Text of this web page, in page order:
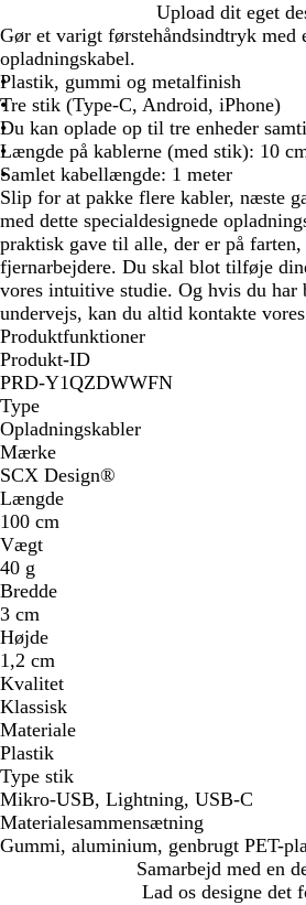
ø
d
/
s
o
r
t
l
å
/
s
o
r
t
o
r
t
/
h
v
i
d
Upload dit eget
Gør et varigt førstehåndsindtryk med
opladningskabel.
Plastik, gummi og metalfinish
Tre stik (Type-C, Android, iPhone)
Du kan oplade op til tre enheder
Længde på kablerne (med stik): 10
Samlet kabellængde: 1 meter
Slip for at pakke flere kabler, næste
med dette specialdesignede
praktisk gave til alle, der er på farten,
fjernarbejdere. Du skal blot tilføje
vores intuitive studie. Og hvis du
undervejs, kan du altid kontakte
Produktfunktioner
Produkt-ID
PRD-Y1QZDWWFN
Type
Opladningskabler
Mærke
SCX Design®
Længde
100 cm
Vægt
40 g
Bredde
3 cm
Højde
1,2 cm
Kvalitet
Klassisk
Materiale
Plastik
Type stik
Mikro-USB, Lightning, USB-C
Materialesammensætning
Gummi, aluminium, genbrugt PET-
Samarbejd med en
Lad os designe det